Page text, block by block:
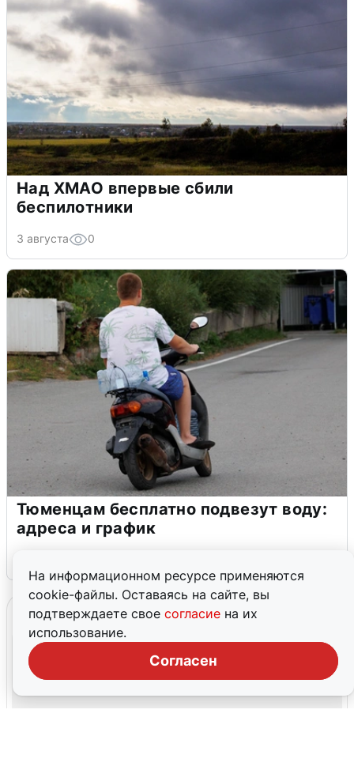
На информационном ресурсе применяются
cookie-файлы. Оставаясь на сайте, вы
подтверждаете свое согласие на их
использование.
Согласен
Над ХМАО впервые сбили
беспилотники
3 августа 0
Тюменцам бесплатно подвезут воду:
адреса и график